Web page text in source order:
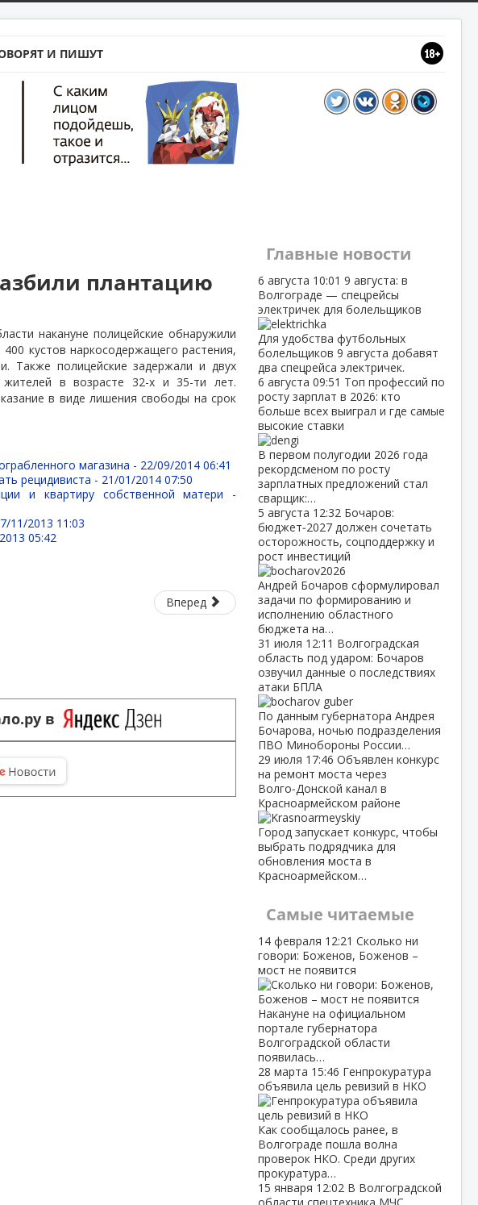
И ПИШУТ
плантацию
накануне полицейские обнаружили
кустов наркосодержащего растения,
Также полицейские задержали и двух
в возрасте 32-х и 35-ти лет.
в виде лишения свободы на срок
магазина - 22/09/2014 06:41
рецидивиста - 21/01/2014 07:50
и квартиру собственной матери -
11/2013 11:03
05:42
Вперед
в
Главные новости
6 августа 10:01 9 августа: в
Волгограде — спецрейсы
электричек для болельщиков
Для удобства футбольных
болельщиков 9 августа добавят
два спецрейса электричек.
6 августа 09:51 Топ профессий по
росту зарплат в 2026: кто
больше всех выиграл и где самые
высокие ставки
В первом полугодии 2026 года
рекордсменом по росту
зарплатных предложений стал
сварщик:…
5 августа 12:32 Бочаров:
бюджет‑2027 должен сочетать
осторожность, соцподдержку и
рост инвестиций
Андрей Бочаров сформулировал
задачи по формированию и
исполнению областного
бюджета на…
31 июля 12:11 Волгоградская
область под ударом: Бочаров
озвучил данные о последствиях
атаки БПЛА
По данным губернатора Андрея
Бочарова, ночью подразделения
ПВО Минобороны России…
29 июля 17:46 Объявлен конкурс
на ремонт моста через
Волго‑Донской канал в
Красноармейском районе
Город запускает конкурс, чтобы
выбрать подрядчика для
обновления моста в
Красноармейском…
Самые читаемые
14 февраля 12:21 Сколько ни
говори: Боженов, Боженов –
мост не появится
Накануне на официальном
портале губернатора
Волгоградской области
появилась…
28 марта 15:46 Генпрокуратура
объявила цель ревизий в НКО
Как сообщалось ранее, в
Волгограде пошла волна
проверок НКО. Среди других
прокуратура…
15 января 12:02 В Волгоградской